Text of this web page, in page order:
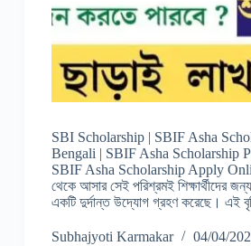
SBI Scholarship | SBIF Asha
Bengali | SBIF Asha Scholarship
SBIF Asha Scholarship Apply
থেকে আসার সেই পরিশ্রমই
একটি দুর্দান্ত উদ্যোগ গ্রহণ করেছে। এই
Subhajyoti Karmakar 04/04/